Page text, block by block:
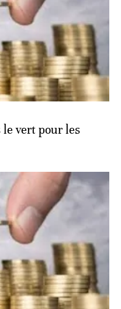
vert pour les